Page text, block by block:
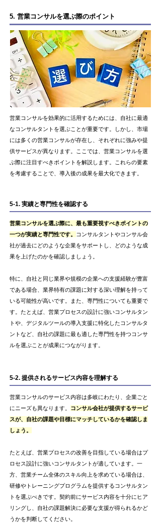
5. 営業コンサルを選ぶ際のポイント
営業コンサルを効果的に活用するためには、自社に最適
なコンサルタントを選ぶことが重要です。しかし、市場
には多くの営業コンサルが存在し、それぞれに強みや提
供サービスが異なります。ここでは、営業コンサルを選
ぶ際に注目すべきポイントを解説します。これらの要素
を考慮することで、導入後の成果を最大化できます。
5-1. 実績と専門性を確認する
営業コンサルを選ぶ際に、最も重要視すべきポイントの
一つが実績と専門性です。
コンサルタントやコンサル会
社が過去にどのような企業をサポートし、どのような成
果を上げたのかを確認しましょう。
特に、自社と同じ業界や規模の企業への支援経験が豊富
である場合、業界特有の課題に対する深い理解を持って
いる可能性が高いです。また、専門性についても重要で
す。たとえば、営業プロセスの設計に強いコンサルタン
トや、デジタルツールの導入支援に特化したコンサルタ
ントなど、自社の課題に最も適した専門性を持つコンサ
ルを選ぶことが成果につながります。
5-2. 提供されるサービス内容を理解する
営業コンサルのサービス内容は多岐にわたり、企業ごと
にニーズも異なります。 コンサル会社が提供するサービ
スが、自社の課題や目標にマッチしているかを確認しま
しょう。
たとえば、営業プロセスの改善を目指している場合はプ
ロセス設計に強いコンサルタントが適しています。一
方、営業チーム全体のスキル向上を求めている場合は、
研修やトレーニングプログラムを提供するコンサルタン
トを選ぶべきです。契約前にサービス内容を十分にヒア
リングし、自社の課題解決に必要な支援が得られるかど
うかを判断してください。